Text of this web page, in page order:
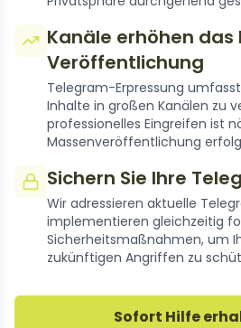
Kanäle erhöhen das
Veröffentlichung
Telegram-Erpressung
Inhalte in großen Kanälen zu
professionelles Eingreifen ist
Massenveröffentlichung
Sichern Sie Ihre
Wir adressieren aktuelle
implementieren gleichzeitig
Sicherheitsmaßnahmen, um
zukünftigen Angriffen zu
Sofort Hilfe